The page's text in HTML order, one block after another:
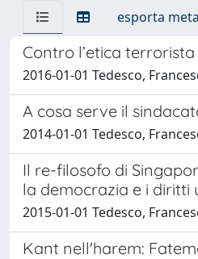
esporta
Contro l’etica
2016-01-01 Tedesco,
A cosa serve il
2014-01-01 Tedesco,
Il re-filosofo di
la democrazia e i diritti
2015-01-01 Tedesco,
Kant nell'harem: